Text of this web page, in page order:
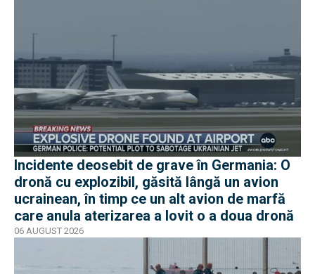
Incidente deosebit de grave în Germania: O
dronă cu explozibil, găsită lângă un avion
ucrainean, în timp ce un alt avion de marfă
care anula aterizarea a lovit o a doua dronă
06 AUGUST 2026